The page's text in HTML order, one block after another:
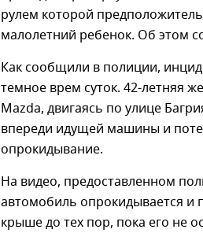
рулем которой
малолетний ребенок. Об этом
Как сообщили в полиции,
темное врем суток. 42-летняя
Mazda, двигаясь по улице
впереди идущей машины и
опрокидывание.
На видео, предоставленном
автомобиль опрокидывается и
крыше до тех пор, пока его не